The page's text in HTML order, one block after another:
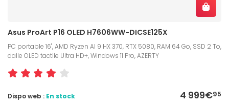
Asus ProArt P16 OLED H7606WW-DICSE125X
PC portable 16", AMD Ryzen AI 9 HX 370, RTX 5080, RAM 64 Go, SSD 2 To,
dalle OLED tactile Ultra HD+, Windows 11 Pro, AZERTY
4 999€95
Dispo web : En stock